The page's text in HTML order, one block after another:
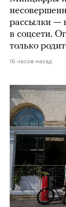
рассылки —
в соцсети.
только
16 часов назад